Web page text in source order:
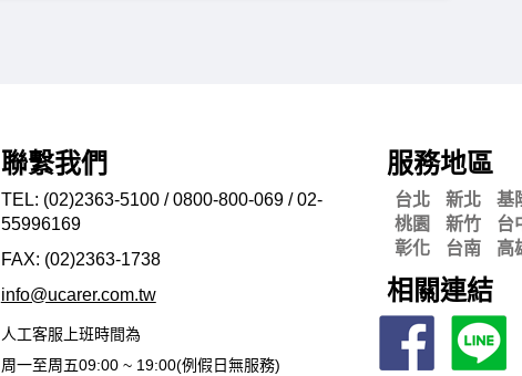
聯繫我們
TEL: (02)2363-5100 / 0800-800-069 / 02-
55996169
FAX: (02)2363-1738
info@ucarer.com.tw
人工客服上班時間為
周一至周五09:00 ~ 19:00(例假日無服務)
服務地區
台北 新北
基
桃園
新竹
台
彰化
台南 高
相關連結